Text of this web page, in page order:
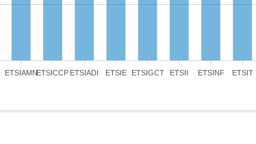
ETSIAMNETSICCP ETSIADI ETSIE ETSIGCT ETSII ETSINF ETSIT